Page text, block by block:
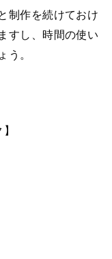
制作を続けておけ
すし、時間の使い
う。